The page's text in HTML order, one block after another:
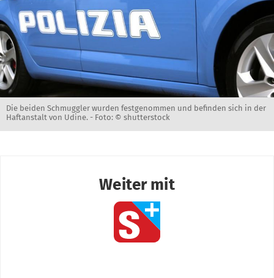
Die beiden Schmuggler wurden festgenommen und befinden sich in der
Haftanstalt von Udine. - Foto: © shutterstock